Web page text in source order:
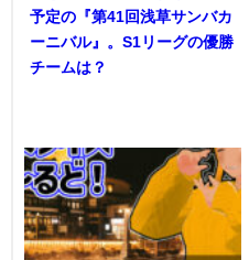
予定の『第41回浅草サンバカ
ーニバル』。S1リーグの優勝
チームは？